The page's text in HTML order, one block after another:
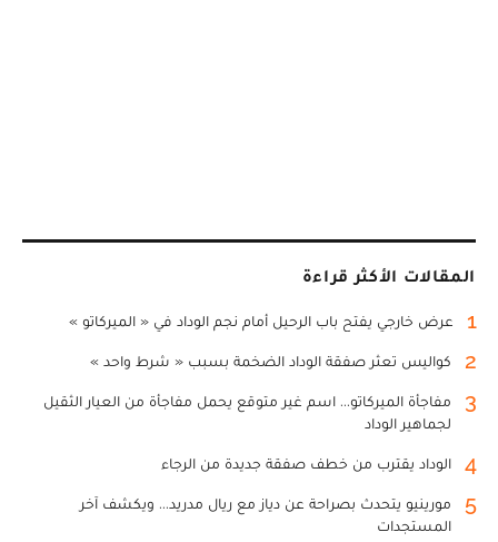
المقالات الأكثر قراءة
1 عرض خارجي يفتح باب الرحيل أمام نجم الوداد في « الميركاتو »
2 كواليس تعثر صفقة الوداد الضخمة بسبب « شرط واحد »
3
مفاجأة الميركاتو... اسم غير متوقع يحمل مفاجأة من العيار الثقيل
لجماهير الوداد
4 الوداد يقترب من خطف صفقة جديدة من الرجاء
5
مورينيو يتحدث بصراحة عن دياز مع ريال مدريد... ويكشف آخر
المستجدات